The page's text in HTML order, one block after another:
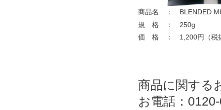
商品名 ： BLENDED
規 格 ： 250g
価 格 ： 1,200円（税
商品に関する
お電話：